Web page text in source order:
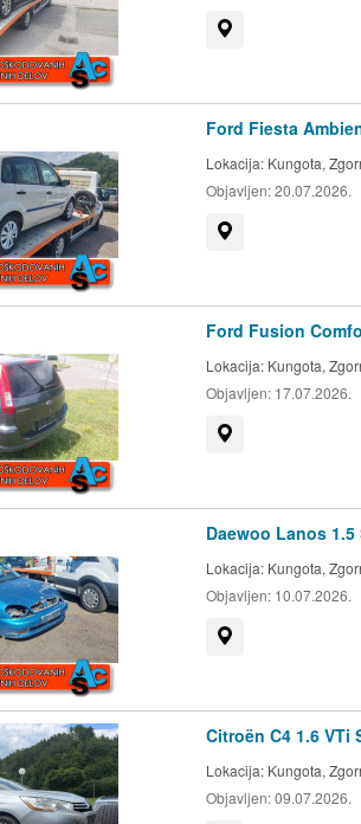
Ford Fiesta
Lokacija: Kungota,
Objavljen:20.07.2026.
Ford Fusion
Lokacija: Kungota,
Objavljen: 17.07.2026.
Daewoo Lanos 1.5
Lokacija: Kungota,
Objavljen: 10.07.2026.
Citroën C4 1.6 VTi
Lokacija: Kungota,
Objavljen:09.07.2026.